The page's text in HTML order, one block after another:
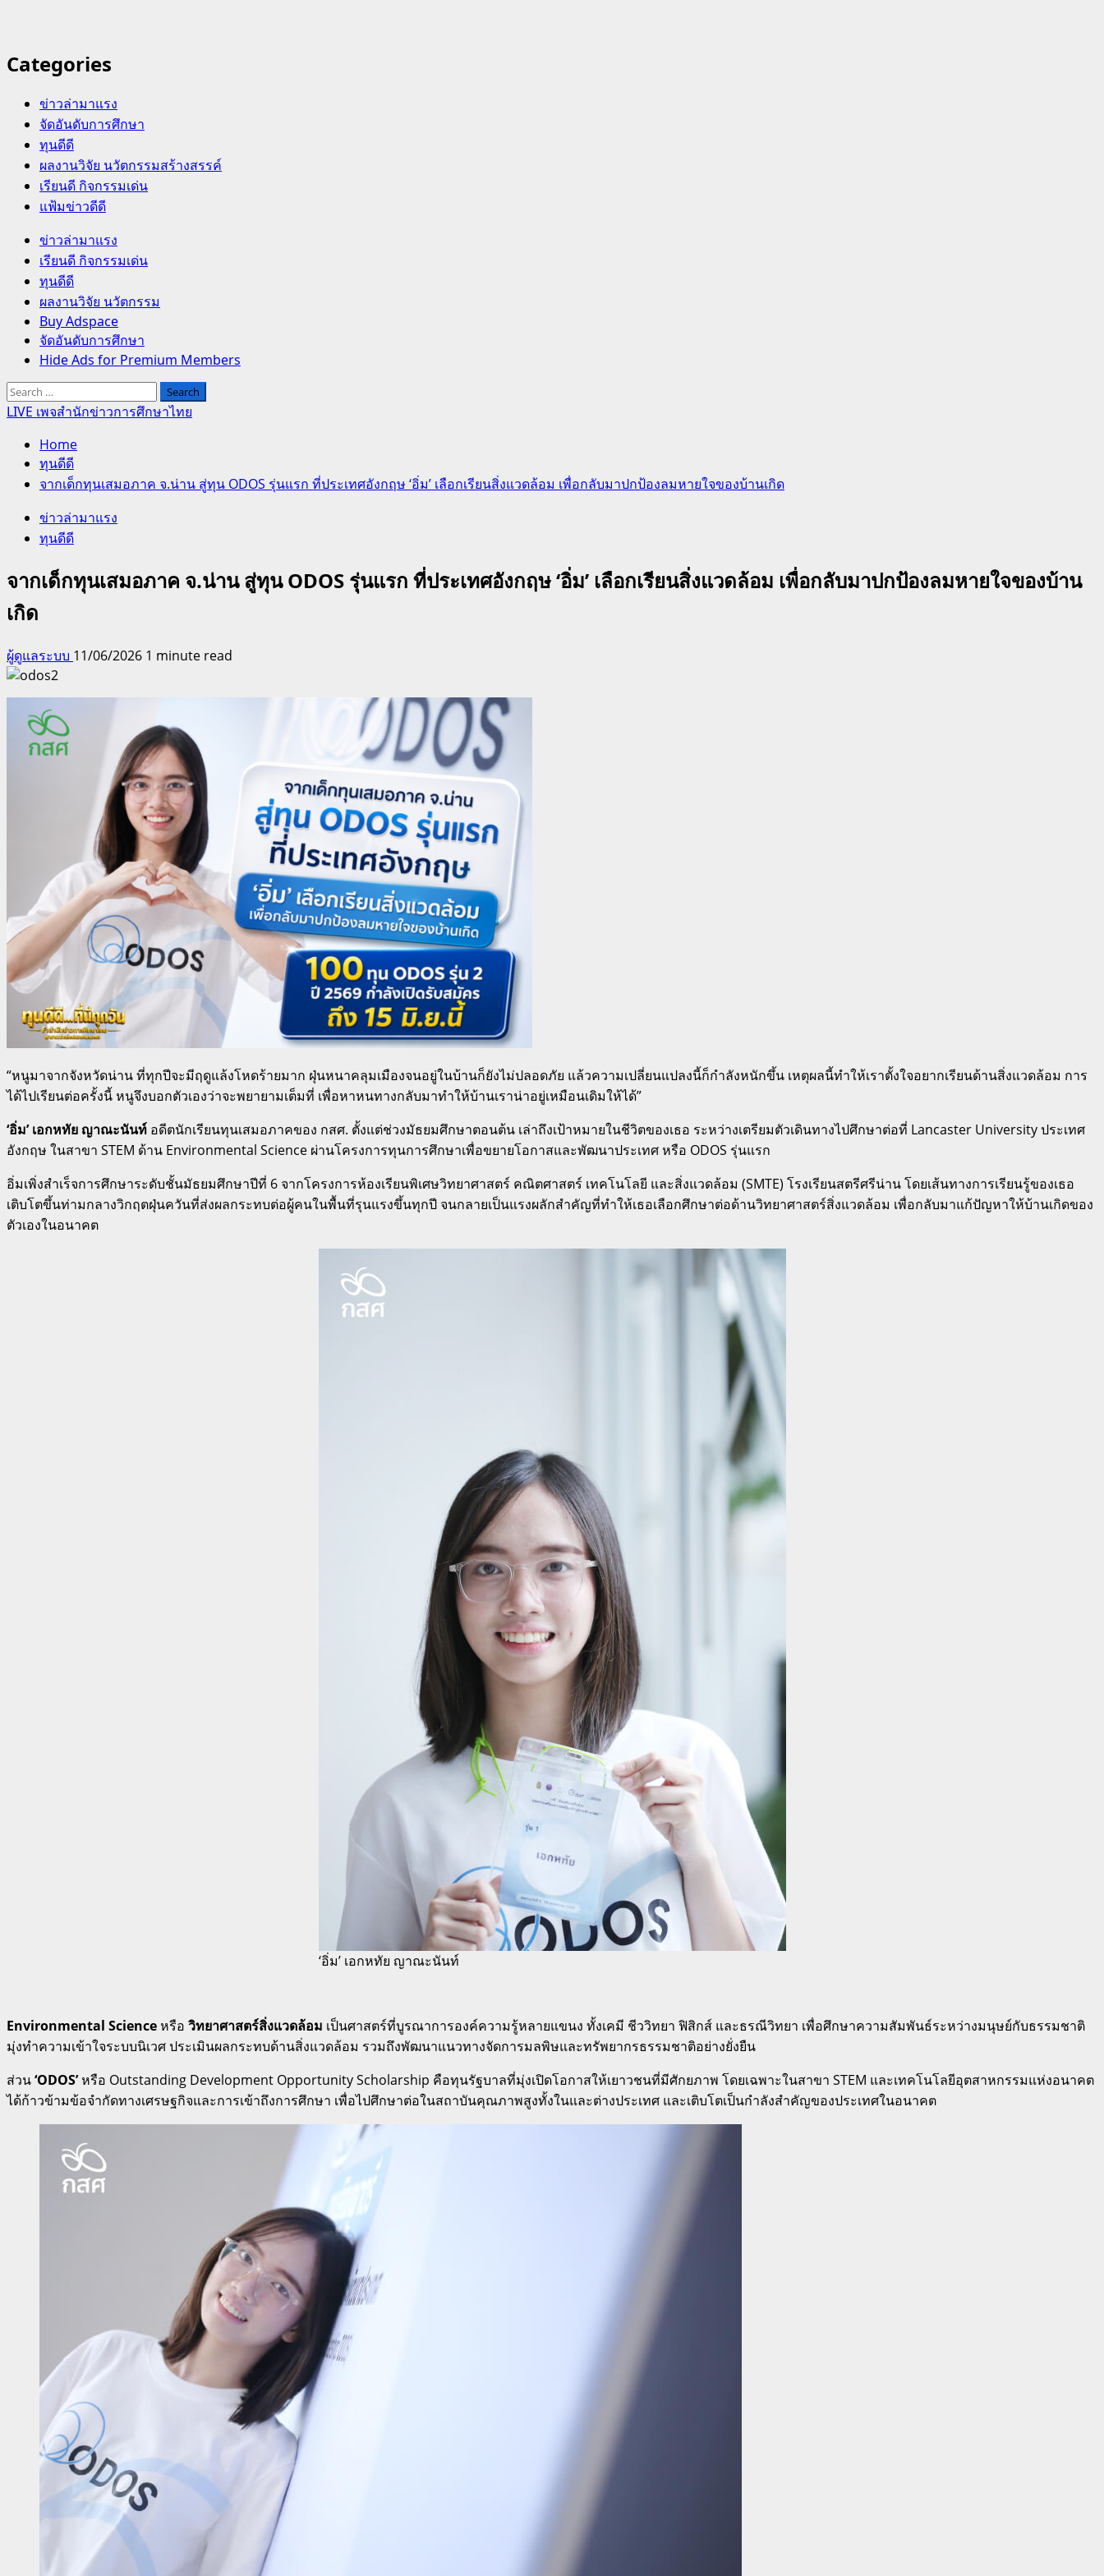
Categories
ข่าวล่ามาแรง
จัดอันดับการศึกษา
ทุนดีดี
ผลงานวิจัย นวัตกรรมสร้างสรรค์
เรียนดี กิจกรรมเด่น
แฟ้มข่าวดีดี
Primary
Menu
ข่าวล่ามาแรง
เรียนดี กิจกรรมเด่น
ทุนดีดี
ผลงานวิจัย นวัตกรรม
Buy Adspace
จัดอันดับการศึกษา
Hide Ads for Premium Members
Search
for:
LIVE เพจสำนักข่าวการศึกษาไทย
Home
ทุนดีดี
จากเด็กทุนเสมอภาค จ.น่าน สู่ทุน ODOS รุ่นแรก ที่ประเทศอังกฤษ ‘อิ่ม’ เลือกเรียนสิ่งแวดล้อม เพื่อกลับมาปกป้องลมหายใจของบ้านเกิด
ข่าวล่ามาแรง
ทุนดีดี
จากเด็กทุนเสมอภาค จ.น่าน สู่ทุน ODOS รุ่นแรก ที่ประเทศอังกฤษ ‘อิ่ม’ เลือกเรียนสิ่งแวดล้อม เพื่อกลับมาปกป้องลมหายใจของบ้าน
เกิด
ผู้ดูแลระบบ 11/06/2026 1 minute read
“หนูมาจากจังหวัดน่าน ที่ทุกปีจะมีฤดูแล้งโหดร้ายมาก ฝุ่นหนาคลุมเมืองจนอยู่ในบ้านก็ยังไม่ปลอดภัย แล้วความเปลี่ยนแปลงนี้ก็กำลังหนักขึ้น เหตุผลนี้ทำให้เราตั้งใจอยากเรียนด้านสิ่งแวดล้อม การ
ได้ไปเรียนต่อครั้งนี้ หนูจึงบอกตัวเองว่าจะพยายามเต็มที่ เพื่อหาหนทางกลับมาทำให้บ้านเราน่าอยู่เหมือนเดิมให้ได้”
‘อิ่ม’ เอกหทัย ญาณะนันท์ อดีตนักเรียนทุนเสมอภาคของ กสศ. ตั้งแต่ช่วงมัธยมศึกษาตอนต้น เล่าถึงเป้าหมายในชีวิตของเธอ ระหว่างเตรียมตัวเดินทางไปศึกษาต่อที่ Lancaster University ประเทศ
อังกฤษ ในสาขา STEM ด้าน Environmental Science ผ่านโครงการทุนการศึกษาเพื่อขยายโอกาสและพัฒนาประเทศ หรือ ODOS รุ่นแรก
อิ่มเพิ่งสำเร็จการศึกษาระดับชั้นมัธยมศึกษาปีที่ 6 จากโครงการห้องเรียนพิเศษวิทยาศาสตร์ คณิตศาสตร์ เทคโนโลยี และสิ่งแวดล้อม (SMTE) โรงเรียนสตรีศรีน่าน โดยเส้นทางการเรียนรู้ของเธอ
เติบโตขึ้นท่ามกลางวิกฤตฝุ่นควันที่ส่งผลกระทบต่อผู้คนในพื้นที่รุนแรงขึ้นทุกปี จนกลายเป็นแรงผลักสำคัญที่ทำให้เธอเลือกศึกษาต่อด้านวิทยาศาสตร์สิ่งแวดล้อม เพื่อกลับมาแก้ปัญหาให้บ้านเกิดของ
ตัวเองในอนาคต
‘อิ่ม’ เอกหทัย ญาณะนันท์
Environmental Scienceหรือ วิทยาศาสตร์สิ่งแวดล้อม เป็นศาสตร์ที่บูรณาการองค์ความรู้หลายแขนง ทั้งเคมี ชีววิทยา ฟิสิกส์ และธรณีวิทยา เพื่อศึกษาความสัมพันธ์ระหว่างมนุษย์กับธรรมชาติ
มุ่งทำความเข้าใจระบบนิเวศ ประเมินผลกระทบด้านสิ่งแวดล้อม รวมถึงพัฒนาแนวทางจัดการมลพิษและทรัพยากรธรรมชาติอย่างยั่งยืน
ส่วน‘ODOS’หรือ Outstanding Development Opportunity Scholarship คือทุนรัฐบาลที่มุ่งเปิดโอกาสให้เยาวชนที่มีศักยภาพ โดยเฉพาะในสาขา STEM และเทคโนโลยีอุตสาหกรรมแห่งอนาคต
ได้ก้าวข้ามข้อจำกัดทางเศรษฐกิจและการเข้าถึงการศึกษา เพื่อไปศึกษาต่อในสถาบันคุณภาพสูงทั้งในและต่างประเทศ และเติบโตเป็นกำลังสำคัญของประเทศในอนาคต